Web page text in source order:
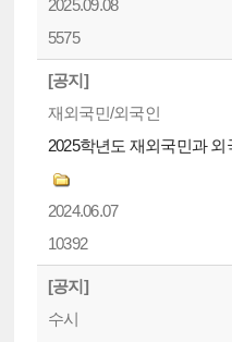
2025.09.08
5575
[공지]
재외국민/외국인
2025학년도 재외국민과
2024.06.07
10392
[공지]
수시